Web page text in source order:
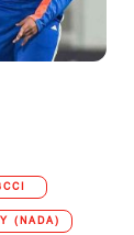
(NADA)